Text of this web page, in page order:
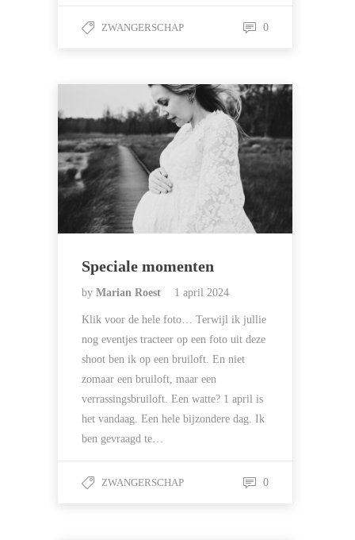
ZWANGERSCHAP 0
Speciale momenten
by Marian Roest 1 april 2024
Klik voor de hele foto… Terwijl ik jullie
nog eventjes tracteer op een foto uit deze
shoot ben ik op een bruiloft. En niet
zomaar een bruiloft, maar een
verrassingsbruiloft. Een watte? 1 april is
het vandaag. Een hele bijzondere dag. Ik
ben gevraagd te…
ZWANGERSCHAP 0